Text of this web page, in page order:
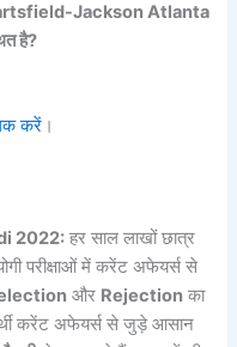
Hartsfield-Jackson Atlanta
है?
करें ।
2022: हर साल लाखों छात्र
परीक्षाओं में करेंट अफेयर्स से
और Rejection का
करेंट अफेयर्स से जुड़े आसान